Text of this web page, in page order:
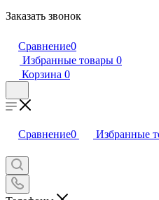
Заказать звонок
Сравнение0
Избранные товары 0
Корзина 0
Сравнение0 Избранные